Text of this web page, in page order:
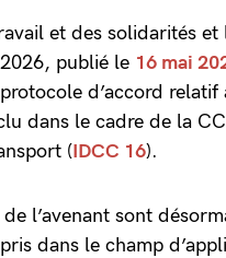
et des solidarités
publié le 16 mai
d’accord
dans le cadre de la
(IDCC 16).
de l’avenant sont
dans le champ